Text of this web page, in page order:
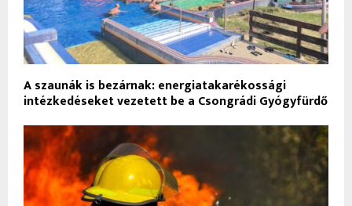
A szaunák is bezárnak: energiatakarékossági
intézkedéseket vezetett be a Csongrádi Gyógyfürdő